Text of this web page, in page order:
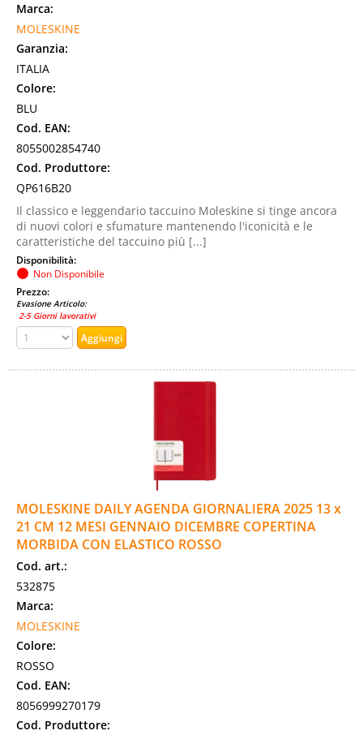
Marca:
MOLESKINE
Garanzia:
ITALIA
Colore:
BLU
Cod. EAN:
8055002854740
Cod. Produttore:
QP616B20
Il classico e leggendario taccuino Moleskine si tinge ancora
di nuovi colori e sfumature mantenendo l'iconicità e le
caratteristiche del taccuino più [...]
Disponibilità:
Non Disponibile
Prezzo:
Evasione Articolo:
2-5 Giorni lavorativi
MOLESKINE DAILY AGENDA GIORNALIERA 2025 13 x
21 CM 12 MESI GENNAIO DICEMBRE COPERTINA
MORBIDA CON ELASTICO ROSSO
Cod. art.:
532875
Marca:
MOLESKINE
Colore:
ROSSO
Cod. EAN:
8056999270179
Cod. Produttore: